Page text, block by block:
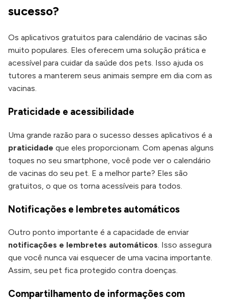
sucesso?
Os aplicativos gratuitos para calendário de vacinas são
muito populares. Eles oferecem uma solução prática e
acessível para cuidar da saúde dos pets. Isso ajuda os
tutores a manterem seus animais sempre em dia com as
vacinas.
Praticidade e acessibilidade
Uma grande razão para o sucesso desses aplicativos é a
praticidade que eles proporcionam. Com apenas alguns
toques no seu smartphone, você pode ver o calendário
de vacinas do seu pet. E a melhor parte? Eles são
gratuitos, o que os torna acessíveis para todos.
Notificações e lembretes automáticos
Outro ponto importante é a capacidade de enviar
notificações e lembretes automáticos. Isso assegura
que você nunca vai esquecer de uma vacina importante.
Assim, seu pet fica protegido contra doenças.
Compartilhamento de informações com